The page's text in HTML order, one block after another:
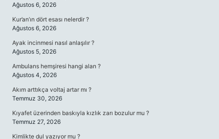
Ağustos 6, 2026
Kur’an’ın dört esası nelerdir ?
Ağustos 6, 2026
Ayak incinmesi nasıl anlaşılır ?
Ağustos 5, 2026
Ambulans hemşiresi hangi alan ?
Ağustos 4, 2026
Akım arttıkça voltaj artar mı ?
Temmuz 30, 2026
Kıyafet üzerinden baskıyla kızlık zarı bozulur mu ?
Temmuz 27, 2026
Kimlikte dul yazıyor mu ?